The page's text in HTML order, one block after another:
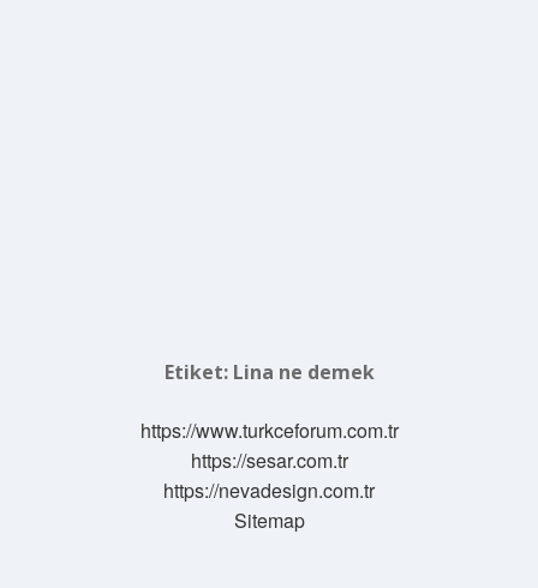
Etiket: Lina ne demek
https://www.turkceforum.com.tr
https://sesar.com.tr
https://nevadesign.com.tr
Sitemap